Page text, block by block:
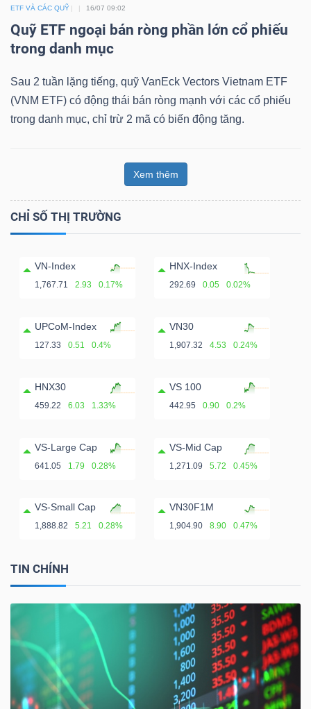
ETF VÀ CÁC QUỸ 16/07 09:02
Quỹ ETF ngoại bán ròng phần lớn cổ phiếu
trong danh mục
Sau 2 tuần lặng tiếng, quỹ VanEck Vectors Vietnam ETF
(VNM ETF) có động thái bán ròng mạnh với các cổ phiếu
trong danh mục, chỉ trừ 2 mã có biến động tăng.
Xem thêm
CHỈ SỐ THỊ TRƯỜNG
VN-Index
1,767.71 2.93 0.17%
HNX-Index
292.69 0.05 0.02%
UPCoM-Index
127.33 0.51 0.4%
VN30
1,907.32 4.53 0.24%
HNX30
459.22 6.03 1.33%
VS 100
442.95 0.90 0.2%
VS-Large Cap
641.05 1.79 0.28%
VS-Mid Cap
1,271.09 5.72 0.45%
VS-Small Cap
1,888.82 5.21 0.28%
VN30F1M
1,904.90 8.90 0.47%
TIN CHÍNH